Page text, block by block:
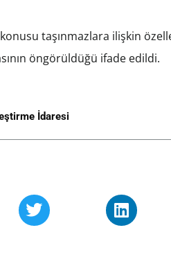
taşınmazlara ilişkin
öngörüldüğü ifade edildi.
İdaresi